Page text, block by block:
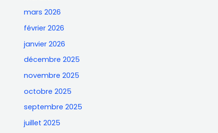
mars 2026
février 2026
janvier 2026
décembre 2025
novembre 2025
octobre 2025
septembre 2025
juillet 2025